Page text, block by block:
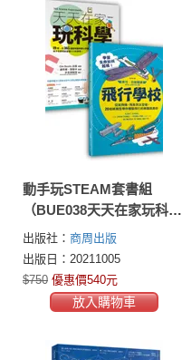
動手玩STEAM套書組
（BUE038天天在家玩科學
（暢銷改版）+BUE034飛
行學校：從紙飛機、飛魚
到太空梭，20組紙模型帶
你體驗飛行的樂趣與奧
出版社： 商周出版
出版日：20211005
$750 優惠價540元
放入購物車